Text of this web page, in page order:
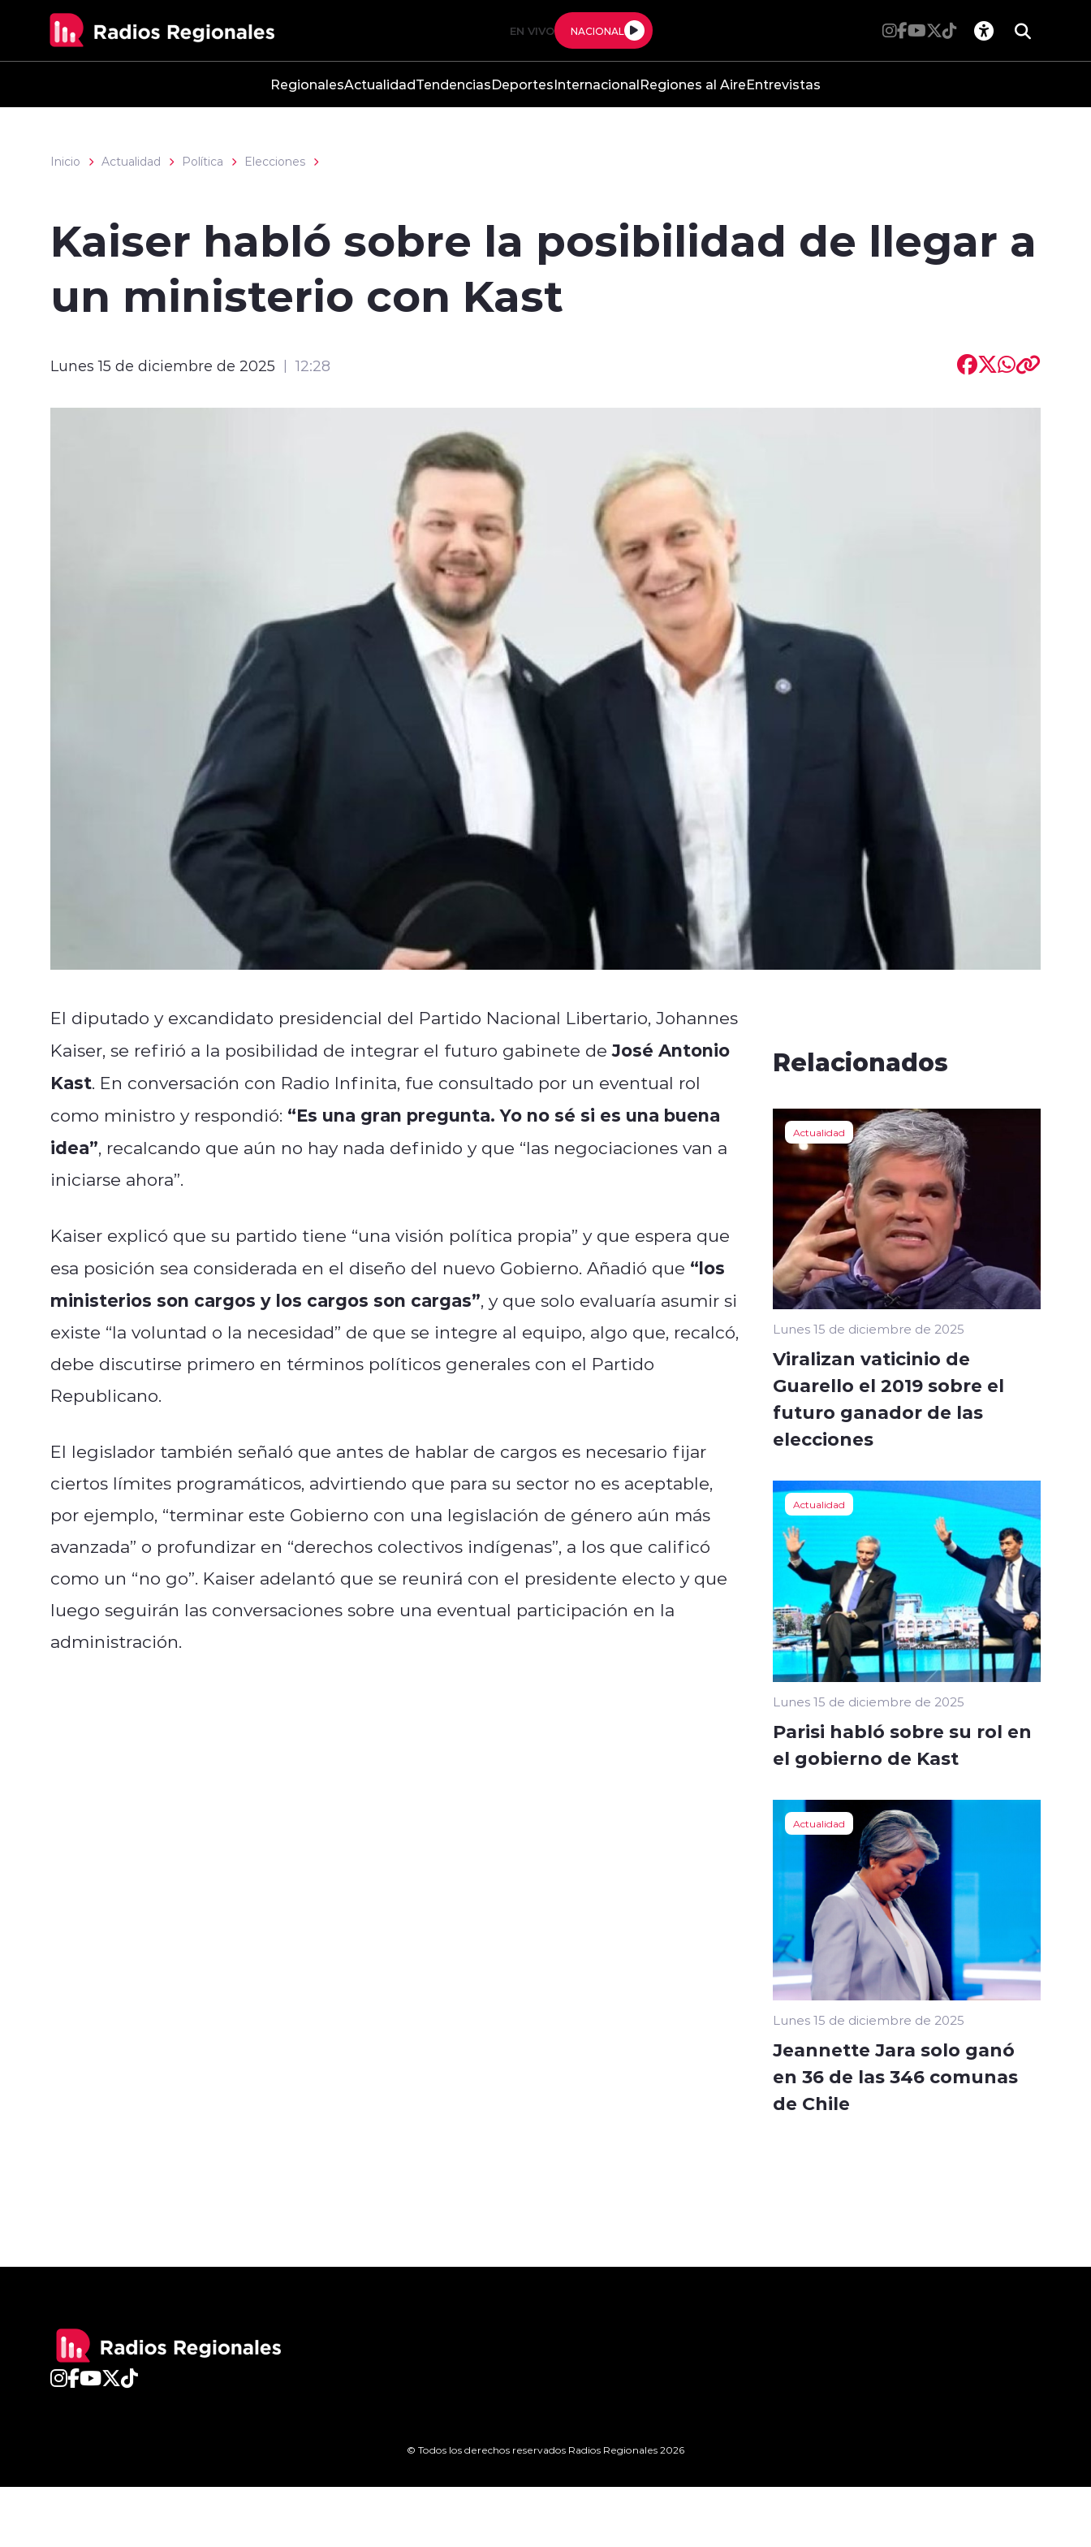
EN VIVO NACIONAL
RegionalesActualidadTendenciasDeportesInternacionalRegiones al AireEntrevistas
Inicio Actualidad Política Elecciones
Kaiser habló sobre la posibilidad de llegar a
un ministerio con Kast
Lunes 15 de diciembre de 2025 12:28
El diputado y excandidato presidencial del Partido Nacional Libertario, Johannes
Kaiser, se refirió a la posibilidad de integrar el futuro gabinete deJosé Antonio
Kast. En conversación con Radio Infinita, fue consultado por un eventual rol
como ministro y respondió: “Es una gran pregunta. Yo no sé si es una buena
idea”, recalcando que aún no hay nada definido y que “las negociaciones van a
iniciarse ahora”.
Kaiser explicó que su partido tiene “una visión política propia” y que espera que
esa posición sea considerada en el diseño del nuevo Gobierno. Añadió que “los
ministerios son cargos y los cargos son cargas”, y que solo evaluaría asumir si
existe “la voluntad o la necesidad” de que se integre al equipo, algo que, recalcó,
debe discutirse primero en términos políticos generales con el Partido
Republicano.
El legislador también señaló que antes de hablar de cargos es necesario fijar
ciertos límites programáticos, advirtiendo que para su sector no es aceptable,
por ejemplo, “terminar este Gobierno con una legislación de género aún más
avanzada” o profundizar en “derechos colectivos indígenas”, a los que calificó
como un “no go”. Kaiser adelantó que se reunirá con el presidente electo y que
luego seguirán las conversaciones sobre una eventual participación en la
administración.
Relacionados
Actualidad
Lunes 15 de diciembre de 2025
Viralizan vaticinio de
Guarello el 2019 sobre el
futuro ganador de las
elecciones
Actualidad
Lunes 15 de diciembre de 2025
Parisi habló sobre su rol en
el gobierno de Kast
Actualidad
Lunes 15 de diciembre de 2025
Jeannette Jara solo ganó
en 36 de las 346 comunas
de Chile
© Todos los derechos reservados Radios Regionales 2026